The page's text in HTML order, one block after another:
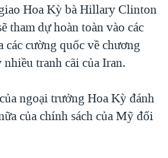
2024
TẠI DẢI GAZA
Hoa Kỳ bà Hillary Clinton
tham dự hoàn toàn vào các
các cường quốc về chương
tranh cãi của Iran.
ngoại trưởng Hoa Kỳ đánh
của chính sách của Mỹ đối